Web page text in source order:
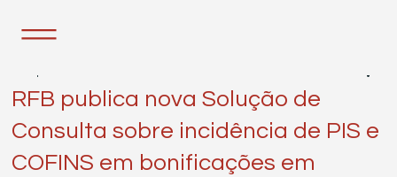
RFB publica nova Solução de
Consulta sobre incidência de PIS e
COFINS em bonificações em